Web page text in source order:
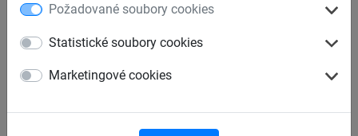
Požadované soubory cookies
Statistické soubory cookies
Marketingové cookies
Boční ochranná síť PP 5 mm,
oko 45 mm